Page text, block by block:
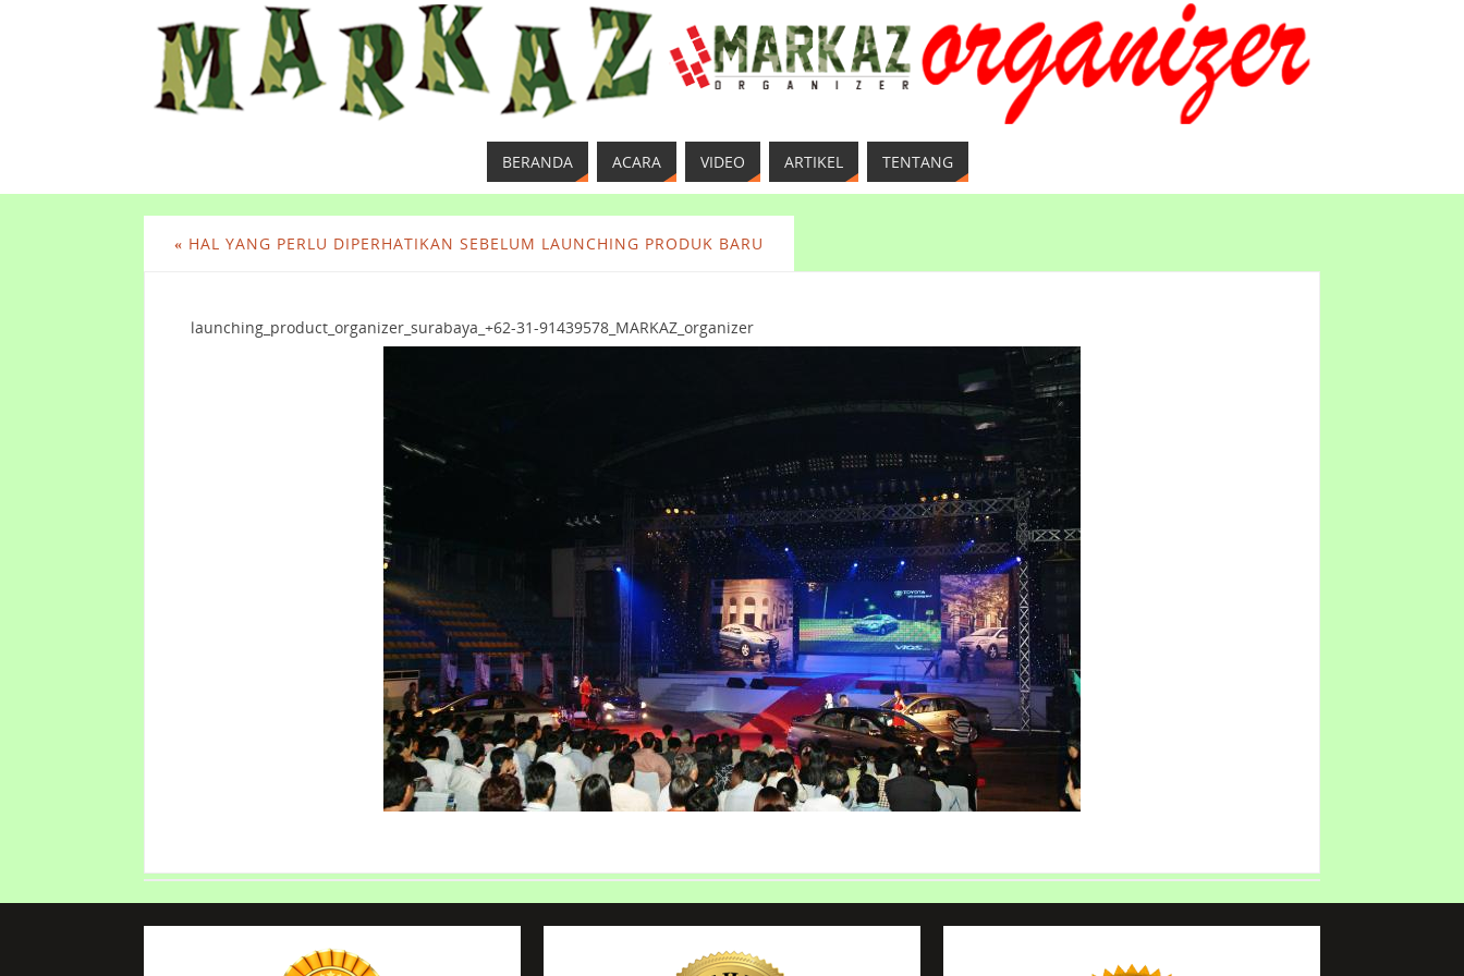
BERANDA ACARA VIDEO ARTIKEL TENTANG
« HAL YANG PERLU DIPERHATIKAN SEBELUM LAUNCHING PRODUK BARU
launching_product_organizer_surabaya_+62-31-91439578_MARKAZ_organizer